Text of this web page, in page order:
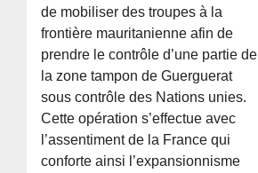
de mobiliser des troupes à la
frontière mauritanienne afin de
prendre le contrôle d’une partie de
la zone tampon de Guerguerat
sous contrôle des Nations unies.
Cette opération s’effectue avec
l’assentiment de la France qui
conforte ainsi l’expansionnisme